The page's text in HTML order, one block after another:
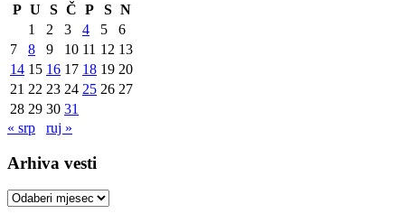
P U S Č P S N
1
2 3 4 5
6
7
8 9 10 11 12 13
14 15 16 17 18 19 20
21 22 23 24 25 26 27
28 29 30 31
« srp
ruj »
Arhiva vesti
Arhiva